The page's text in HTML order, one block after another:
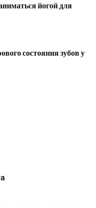
йогой для
состояния зубов у